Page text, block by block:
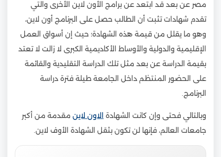
مصر عن بعد قد ابتعد عن برامج الأون لاين الأخرى والتي
تقدم شهادات تثبت أن الطالب حصل على البرنامج أون لاين،
وهو ما يقلل من قيمة هذه الشهادة؛ حيث إن أسواق العمل
الإقليمية والدولية والأوساط الأكاديمية الكبرى لا زالت لا تعتد
بقيمة الدراسة عن بعد مثل تلك الدراسة التقليدية والقائمة
على الحضور المنتظم داخل الجامعة طيلة فترة دراسة
البرنامج.
وبالتالي فحتى وإن كانت الشهادة الاون لاين مقدمة من أكبر
جامعات العالم، فإنها لن تكون بثقل الشهادة الأوف لاين.